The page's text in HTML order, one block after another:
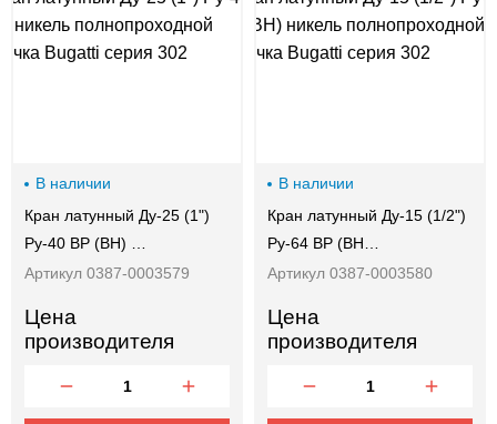
В наличии
Кран латунный Ду-25 (1")
Ру-40 ВР (ВН) …
Артикул 0387-0003579
Цена
производителя
В наличии
Кран латунный Ду-15 (1/2")
Ру-64 ВР (ВН…
Артикул 0387-0003580
Цена
производителя